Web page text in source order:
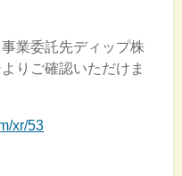
業委託先ディップ株
りご確認いただけま
xr/53